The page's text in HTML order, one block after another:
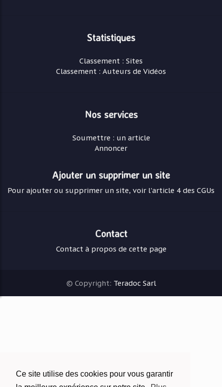
Ce site utilise des cookies pour vous garantir
Statistiques
Classement : Sites
Classement : Auteurs de Vidéos
Nos services
Soumettre : un article
Annoncer
Ajouter un supprimer un site
Pour ajouter ou supprimer un site, voir l'article 4 des CGUs
Contact
Contact à propos de cette page
© Copyright: Teradoc Sarl